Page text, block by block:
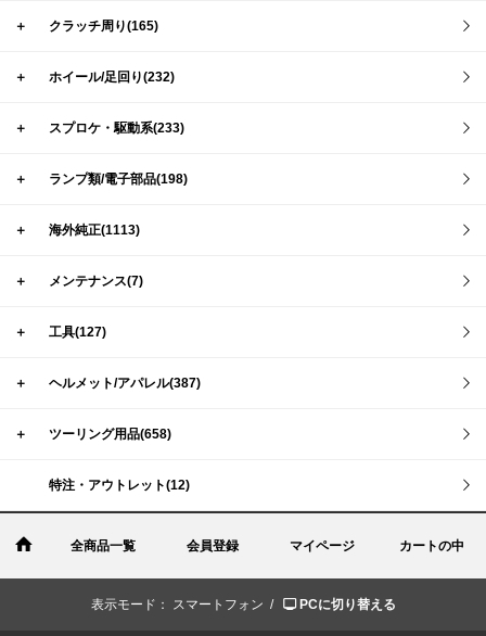
＋ クラッチ周り(165)
＋ ホイール/足回り(232)
＋ スプロケ・駆動系(233)
＋ ランプ類/電子部品(198)
＋ 海外純正(1113)
＋ メンテナンス(7)
＋ 工具(127)
＋ ヘルメット/アパレル(387)
＋ ツーリング用品(658)
特注・アウトレット(12)
全商品一覧 会員登録 マイページ カートの中
表示モード： スマートフォン / PCに切り替える